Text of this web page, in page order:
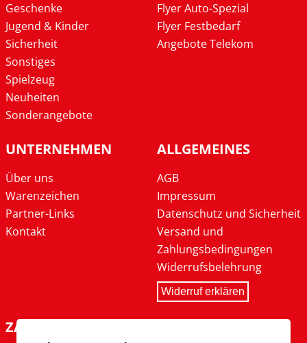
Geschenke
Jugend & Kinder
Sicherheit
Sonstiges
Spielzeug
Neuheiten
Sonderangebote
Flyer Auto-Spezial
Flyer Festbedarf
Angebote Telekom
UNTERNEHMEN
Über uns
Warenzeichen
Partner-Links
Kontakt
ALLGEMEINES
AGB
Impressum
Datenschutz und Sicherheit
Versand und
Zahlungsbedingungen
Widerrufsbelehrung
Widerruf erklären
ZAHLARTEN